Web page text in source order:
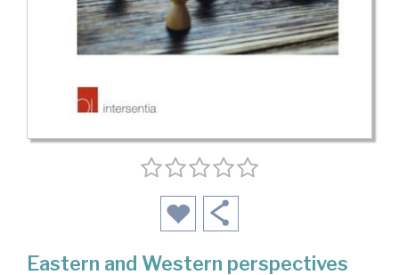
Eastern and Western perspectives